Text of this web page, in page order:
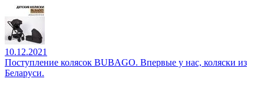
10.12.2021
Поступление колясок BUBAGO. Впервые у нас, коляски из
Беларуси.